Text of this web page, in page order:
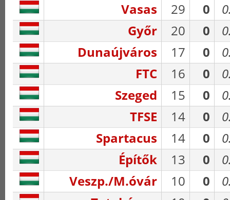
Vasas
29 0
Győr
20 0
Dunaújváros
17 0
FTC
16 0
Szeged
15 0
TFSE
14 0
Spartacus
14 0
Építők
13 0
Veszp./M.óvár
10 0